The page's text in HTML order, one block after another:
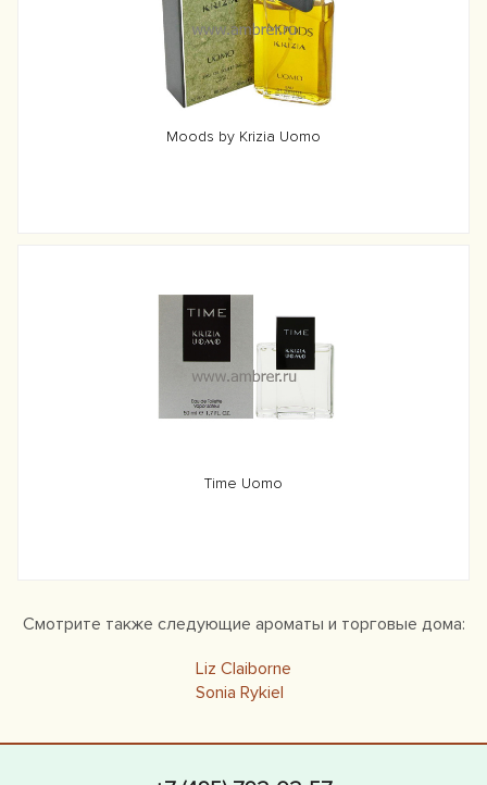
Moods by Krizia Uomo
Time Uomo
Смотрите также следующие ароматы и торговые дома:
Liz Claiborne
Sonia Rykiel